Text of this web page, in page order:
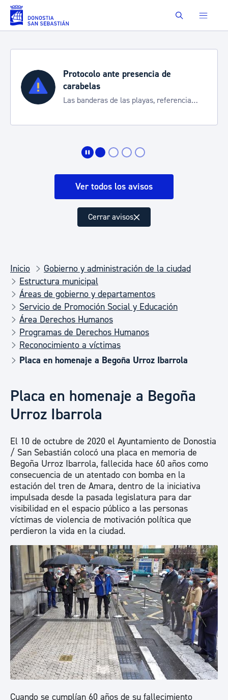
Saltar al contenido principal Buscar
Protocolo ante presencia de
carabelas
Las banderas de las playas, referencia
Ver todos los avisos
Cerrar avisos
Inicio
Gobierno y administración de la ciudad
Estructura municipal
Áreas de gobierno y departamentos
Servicio de Promoción Social y Educación
Área Derechos Humanos
Programas de Derechos Humanos
Reconocimiento a víctimas
Placa en homenaje a Begoña Urroz Ibarrola
Placa en homenaje a Begoña
Urroz Ibarrola
El 10 de octubre de 2020 el Ayuntamiento de Donostia
/ San Sebastián colocó una placa en memoria de
Begoña Urroz Ibarrola, fallecida hace 60 años como
consecuencia de un atentado con bomba en la
estación del tren de Amara, dentro de la iniciativa
impulsada desde la pasada legislatura para dar
visibilidad en el espacio público a las personas
víctimas de violencia de motivación política que
perdieron la vida en la ciudad.
Cuando se cumplían 60 años de su fallecimiento